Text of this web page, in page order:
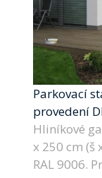
Parkovací
provedení
Hliníkové
x 250 cm (š
RAL 9006.